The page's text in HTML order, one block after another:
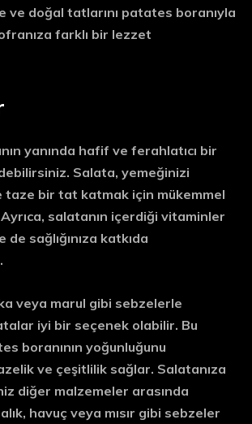
ve doğal tatlarını patates boranıyla
farklı bir lezzet
yanında hafif ve ferahlatıcı bir
Salata, yemeğinizi
taze bir tat katmak için mükemmel
salatanın içerdiği vitaminler
sağlığınıza katkıda
veya marul gibi sebzelerle
iyi bir seçenek olabilir. Bu
boranının yoğunluğunu
ve çeşitlilik sağlar. Salatanıza
diğer malzemeler arasında
havuç veya mısır gibi sebzeler